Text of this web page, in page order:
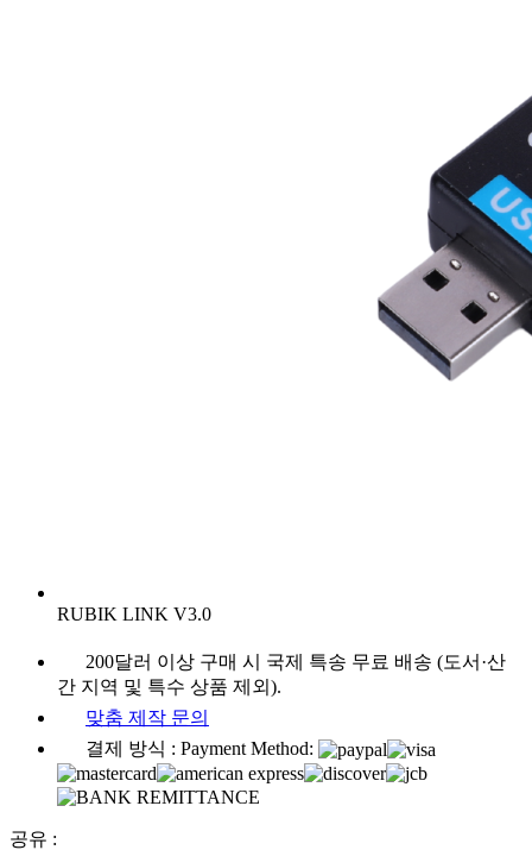
RUBIK LINK V3.0
200달러 이상 구매 시 국제 특송 무료 배송 (도서·산
간 지역 및 특수 상품 제외).
맞춤 제작 문의
결제 방식 : Payment Method:
공유 :